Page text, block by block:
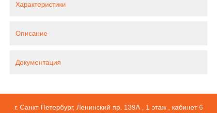
Характеристики
Описание
Документация
г. Санкт-Петербург, Ленинский пр. 139А , 1 этаж , кабинет 6